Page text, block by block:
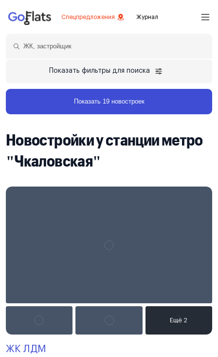
Спецпредложения Журнал
Показать фильтры для поиска
Показать 19 новостроек
Новостройки у станции метро
"Чкаловская"
ЖК ЛДМ